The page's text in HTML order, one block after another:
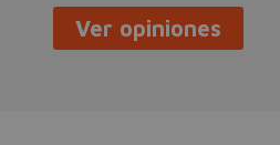
Ver opiniones